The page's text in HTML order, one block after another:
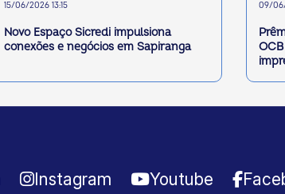
15/06/2026 13:15
Novo Espaço Sicredi impulsiona
conexões e negócios em Sapiranga
09/
Instagram Youtube